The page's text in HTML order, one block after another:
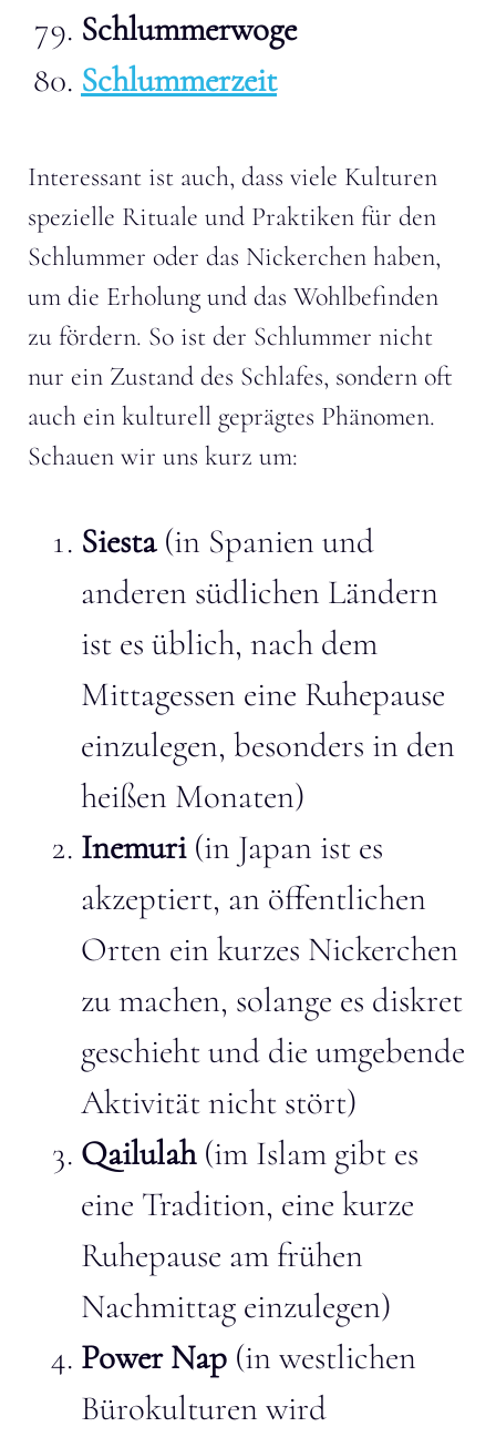
Schlummerwoge
Schlummerzeit
Interessant ist auch, dass viele Kulturen
spezielle Rituale und Praktiken für den
Schlummer oder das Nickerchen haben,
um die Erholung und das Wohlbefinden
zu fördern. So ist der Schlummer nicht
nur ein Zustand des Schlafes, sondern oft
auch ein kulturell geprägtes Phänomen.
Schauen wir uns kurz um:
Siesta(in Spanien und
anderen südlichen Ländern
ist es üblich, nach dem
Mittagessen eine Ruhepause
einzulegen, besonders in den
heißen Monaten)
Inemuri(in Japan ist es
akzeptiert, an öffentlichen
Orten ein kurzes Nickerchen
zu machen, solange es diskret
geschieht und die umgebende
Aktivität nicht stört)
Qailulah(im Islam gibt es
eine Tradition, eine kurze
Ruhepause am frühen
Nachmittag einzulegen)
Power Nap (in westlichen
Bürokulturen wird